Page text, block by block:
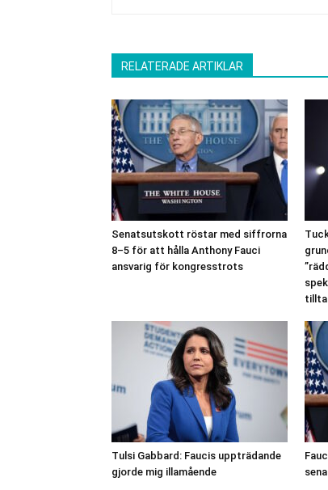
RELATERADE ARTIKLAR
Senatsutskott röstar med siffrorna
8–5 för att hålla Anthony Fauci
ansvarig för kongresstrots
Tulsi Gabbard: Faucis uppträdande
gjorde mig illamående